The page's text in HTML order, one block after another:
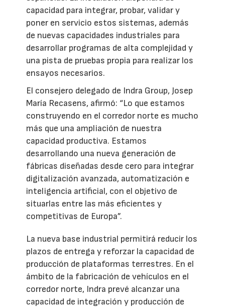
capacidad para integrar, probar, validar y
poner en servicio estos sistemas, además
de nuevas capacidades industriales para
desarrollar programas de alta complejidad y
una pista de pruebas propia para realizar los
ensayos necesarios.
El consejero delegado de Indra Group, Josep
María Recasens, afirmó: “Lo que estamos
construyendo en el corredor norte es mucho
más que una ampliación de nuestra
capacidad productiva. Estamos
desarrollando una nueva generación de
fábricas diseñadas desde cero para integrar
digitalización avanzada, automatización e
inteligencia artificial, con el objetivo de
situarlas entre las más eficientes y
competitivas de Europa”.
La nueva base industrial permitirá reducir los
plazos de entrega y reforzar la capacidad de
producción de plataformas terrestres. En el
ámbito de la fabricación de vehículos en el
corredor norte, Indra prevé alcanzar una
capacidad de integración y producción de